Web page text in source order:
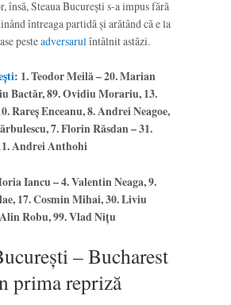
însă, Steaua București s-a impus fără
întreaga partidă și arătând că e la
pesteadversarulîntâlnit astăzi.
: 1. Teodor Meilă – 20. Marian
Bactăr, 89. Ovidiu Morariu, 13.
Rareș Enceanu, 8. Andrei Neagoe,
7. Florin Răsdan – 31.
Andrei Anthohi
Iancu – 4. Valentin Neaga, 9.
17. Cosmin Mihai, 30. Liviu
Robu, 99. Vlad Nițu
– Bucharest
prima repriză